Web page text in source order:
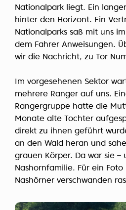
Nationalpark liegt. Ein
hinter den Horizont. Ein
Nationalparks saß mit uns
dem Fahrer Anweisungen.
wir die Nachricht, zu Tor
Im vorgesehenen Sektor
mehrere Ranger auf uns.
Rangergruppe hatte die
Monate alte Tochter
direkt zu ihnen geführt
an den Wald heran und
grauen Körper. Da war sie –
Nashornfamilie. Für ein
Nashörner verschwanden